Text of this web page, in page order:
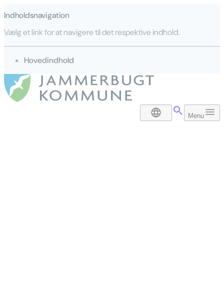
Indholdsnavigation
Vælg et link for at navigere til det respektive indhold.
gå til
Hovedindhold
DA Menu